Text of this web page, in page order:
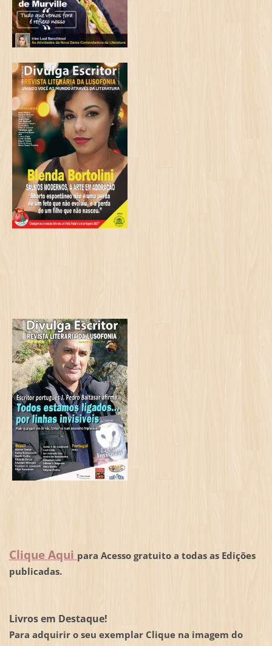
Clique Aqui para Acesso gratuito a todas as Edições
publicadas.
Livros em Destaque!
Para adquirir o seu exemplar Clique na imagem do